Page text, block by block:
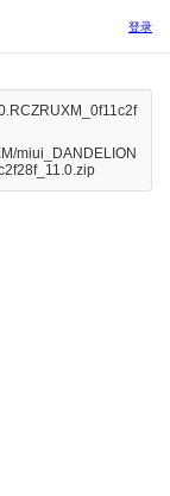
登录
miui_DANDELION